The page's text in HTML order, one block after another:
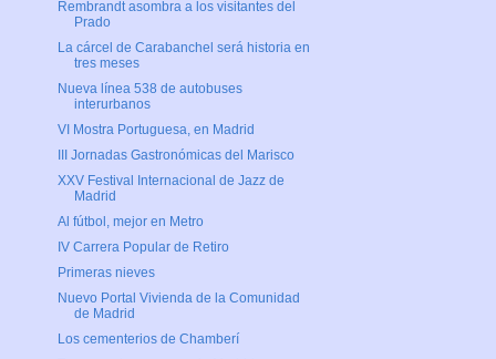
Rembrandt asombra a los visitantes del
Prado
La cárcel de Carabanchel será historia en
tres meses
Nueva línea 538 de autobuses
interurbanos
VI Mostra Portuguesa, en Madrid
III Jornadas Gastronómicas del Marisco
XXV Festival Internacional de Jazz de
Madrid
Al fútbol, mejor en Metro
IV Carrera Popular de Retiro
Primeras nieves
Nuevo Portal Vivienda de la Comunidad
de Madrid
Los cementerios de Chamberí